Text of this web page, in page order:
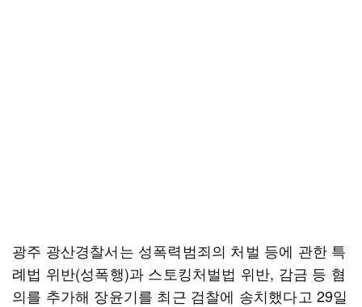
광주 광산경찰서는 성폭력범죄의 처벌 등에 관한 특
례법 위반(성폭행)과 스토킹처벌법 위반, 감금 등 혐
의를 추가해 장윤기를 최근 검찰에 송치했다고 29일